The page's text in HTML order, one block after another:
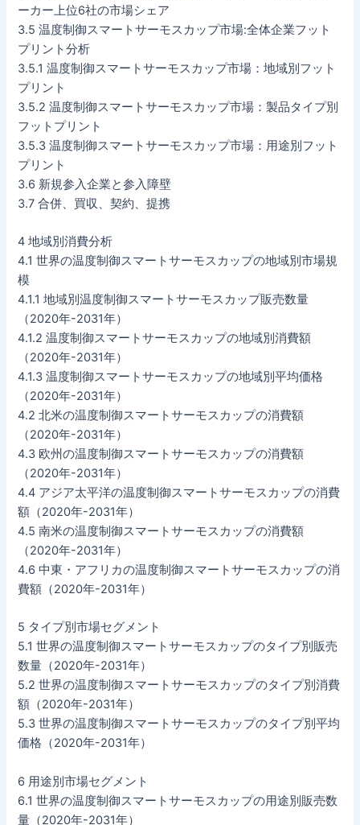
ーカー上位6社の市場シェア
3.5 温度制御スマートサーモスカップ市場:全体企業フット
プリント分析
3.5.1 温度制御スマートサーモスカップ市場：地域別フット
プリント
3.5.2 温度制御スマートサーモスカップ市場：製品タイプ別
フットプリント
3.5.3 温度制御スマートサーモスカップ市場：用途別フット
プリント
3.6 新規参入企業と参入障壁
3.7 合併、買収、契約、提携
4 地域別消費分析
4.1 世界の温度制御スマートサーモスカップの地域別市場規
模
4.1.1 地域別温度制御スマートサーモスカップ販売数量
（2020年-2031年）
4.1.2 温度制御スマートサーモスカップの地域別消費額
（2020年-2031年）
4.1.3 温度制御スマートサーモスカップの地域別平均価格
（2020年-2031年）
4.2 北米の温度制御スマートサーモスカップの消費額
（2020年-2031年）
4.3 欧州の温度制御スマートサーモスカップの消費額
（2020年-2031年）
4.4 アジア太平洋の温度制御スマートサーモスカップの消費
額（2020年-2031年）
4.5 南米の温度制御スマートサーモスカップの消費額
（2020年-2031年）
4.6 中東・アフリカの温度制御スマートサーモスカップの消
費額（2020年-2031年）
5 タイプ別市場セグメント
5.1 世界の温度制御スマートサーモスカップのタイプ別販売
数量（2020年-2031年）
5.2 世界の温度制御スマートサーモスカップのタイプ別消費
額（2020年-2031年）
5.3 世界の温度制御スマートサーモスカップのタイプ別平均
価格（2020年-2031年）
6 用途別市場セグメント
6.1 世界の温度制御スマートサーモスカップの用途別販売数
量（2020年-2031年）